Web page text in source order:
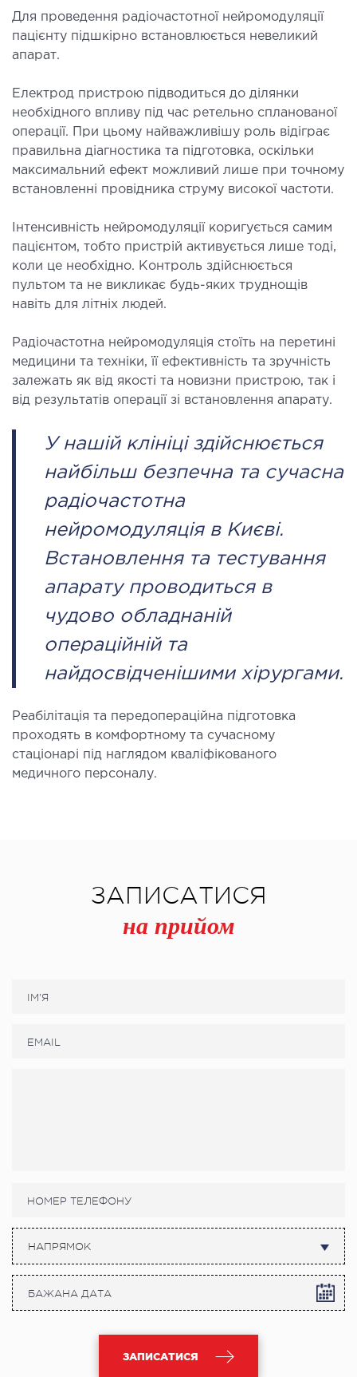
органів
залоз з імплантами і без
нейрохірургії
РЕАБІЛІТОЛОГІЯ
лікування
ХІРУРГІЯ
хірургія
ТА ОРТОПЕДІЯ
опорно-рухового апарату
(травматологічний пункт)
оперативних втручань
ТА ЕКСТРАКЦІЙНА
і гемосорбція
Для проведення радіочастотної нейромодуляції
пацієнту підшкірно встановлюється невеликий
апарат.
Електрод пристрою підводиться до ділянки
необхідного впливу під час ретельно спланованої
операції. При цьому найважливішу роль відіграє
правильна діагностика та підготовка, оскільки
максимальний ефект можливий лише при точному
встановленні провідника струму високої частоти.
Інтенсивність нейромодуляції коригується самим
пацієнтом, тобто пристрій активується лише тоді,
коли це необхідно. Контроль здійснюється
пультом та не викликає будь-яких труднощів
навіть для літніх людей.
Радіочастотна нейромодуляція стоїть на перетині
медицини та техніки, її ефективність та зручність
залежать як від якості та новизни пристрою, так і
від результатів операції зі встановлення апарату.
У нашій клініці здійснюється
найбільш безпечна та сучасна
радіочастотна
нейромодуляція в Києві.
Встановлення та тестування
апарату проводиться в
чудово обладнаній
операційній та
найдосвідченішими хірургами.
Реабілітація та передопераційна підготовка
проходять в комфортному та сучасному
стаціонарі під наглядом кваліфікованого
медичного персоналу.
ЗАПИСАТИСЯ
на прийом
НАПРЯМОК
ЗАПИСАТИСЯ